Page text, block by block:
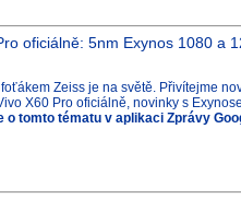
oficiálně: 5nm Exynos 1080 a
Zeiss je na světě. Přivítejme
X60 Pro oficiálně, novinky s
o tomto tématu v aplikaci Zprávy